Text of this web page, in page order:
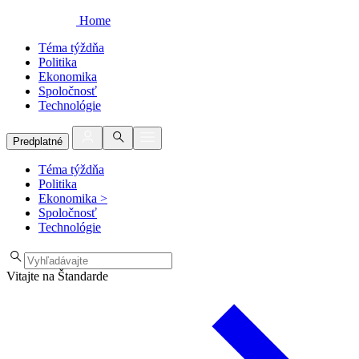
Home
Téma týždňa
Politika
Ekonomika
Spoločnosť
Technológie
Predplatné
Téma týždňa
Politika
Ekonomika >
Spoločnosť
Technológie
Vitajte na Štandarde